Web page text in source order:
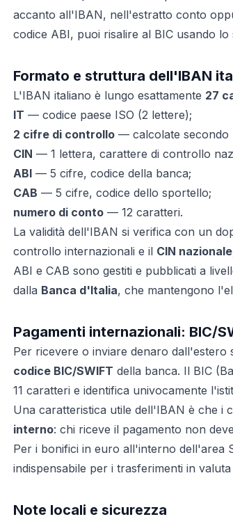
accanto all'IBAN, nell'estratto conto
codice ABI, puoi risalire al BIC usando
Formato e struttura dell'IBAN
L'IBAN italiano è lungo esattamente 27
IT — codice paese ISO (2 lettere);
2 cifre di controllo — calcolate secondo
CIN — 1 lettera, carattere di controllo
ABI — 5 cifre, codice della banca;
CAB — 5 cifre, codice dello sportello;
numero di conto — 12 caratteri.
La validità dell'IBAN si verifica con un
controllo internazionali e il CIN nazionale
ABI e CAB sono gestiti e pubblicati a
dalla Banca d'Italia, che mantengono
Pagamenti internazionali: BIC/
Per ricevere o inviare denaro
codice BIC/SWIFT della banca. Il BIC
11 caratteri e identifica univocamente
Una caratteristica utile dell'IBAN è che i
interno: chi riceve il pagamento non
Per i bonifici in euro all'interno dell'area
indispensabile per i trasferimenti in
Note locali e sicurezza